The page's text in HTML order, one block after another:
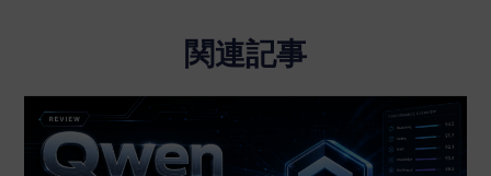
関連記事